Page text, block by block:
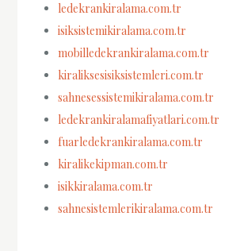
ledekrankiralama.com.tr
isiksistemikiralama.com.tr
mobilledekrankiralama.com.tr
kiraliksesisiksistemleri.com.tr
sahnesessistemikiralama.com.tr
ledekrankiralamafiyatlari.com.tr
fuarledekrankiralama.com.tr
kiralikekipman.com.tr
isikkiralama.com.tr
sahnesistemlerikiralama.com.tr